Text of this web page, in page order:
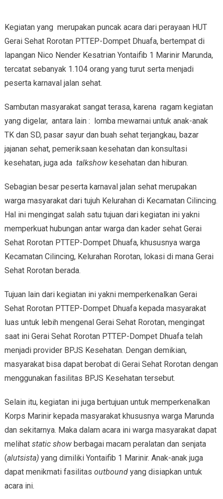
Kegiatan yang merupakan puncak acara dari perayaan HUT
Gerai Sehat Rorotan PTTEP-Dompet Dhuafa, bertempat di
lapangan Nico Nender Kesatrian Yontaifib 1 Marinir Marunda,
tercatat sebanyak 1.104 orang yang turut serta menjadi
peserta karnaval jalan sehat.
Sambutan masyarakat sangat terasa, karena ragam kegiatan
yang digelar, antara lain : lomba mewarnai untuk anak-anak
TK dan SD, pasar sayur dan buah sehat terjangkau, bazar
jajanan sehat, pemeriksaan kesehatan dan konsultasi
kesehatan, juga ada talkshowkesehatan dan hiburan.
Sebagian besar peserta karnaval jalan sehat merupakan
warga masyarakat dari tujuh Kelurahan di Kecamatan Cilincing.
Hal ini mengingat salah satu tujuan dari kegiatan ini yakni
memperkuat hubungan antar warga dan kader sehat Gerai
Sehat Rorotan PTTEP-Dompet Dhuafa, khususnya warga
Kecamatan Cilincing, Kelurahan Rorotan, lokasi di mana Gerai
Sehat Rorotan berada.
Tujuan lain dari kegiatan ini yakni memperkenalkan Gerai
Sehat Rorotan PTTEP-Dompet Dhuafa kepada masyarakat
luas untuk lebih mengenal Gerai Sehat Rorotan, mengingat
saat ini Gerai Sehat Rorotan PTTEP-Dompet Dhuafa telah
menjadi provider BPJS Kesehatan. Dengan demikian,
masyarakat bisa dapat berobat di Gerai Sehat Rorotan dengan
menggunakan fasilitas BPJS Kesehatan tersebut.
Selain itu, kegiatan ini juga bertujuan untuk memperkenalkan
Korps Marinir kepada masyarakat khususnya warga Marunda
dan sekitarnya. Maka dalam acara ini warga masyarakat dapat
melihat static show berbagai macam peralatan dan senjata
(alutsista)yang dimiliki Yontaifib 1 Marinir. Anak-anak juga
dapat menikmati fasilitas outboundyang disiapkan untuk
acara ini.